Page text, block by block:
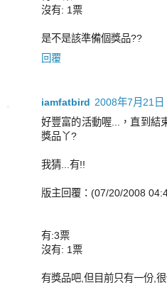
沒有: 1票
是不是該準備個獎品??
回覆
iamfatbird 2008年7月21日
好豐富的活動喔...，直到結
獎品丫?
我猜...有!!
版主回覆：(07/20/2008
有:3票
沒有: 1票
有獎品吧,但目前只有一份,